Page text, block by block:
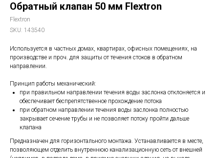
Обратный клапан 50 мм Flextron
Flextron
SKU: 143540
Используется в частных домах, квартирах, офисных помещениях, на
производстве и проч. для защиты от течения стоков в обратном
направлении.
Принцип работы механический:
при правильном направлении течения воды заслонка отклоняется и
обеспечивает беспрепятственное прохождение потока
при обратном направлении течения воды заслонка полностью
закрывает сечение трубы и не позволяет потоку пройти дальше
клапана
Предназначен для горизонтального монтажа. Устанавливается в месте,
позволяющем отделить внутреннюю канализационную сеть от внешней